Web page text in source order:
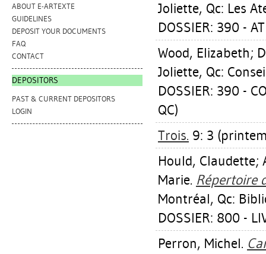
ABOUT E-ARTEXTE
GUIDELINES
DEPOSIT YOUR DOCUMENTS
FAQ
CONTACT
DEPOSITORS
PAST & CURRENT DEPOSITORS
LOGIN
Joliette, Qc: Les
DOSSIER: 390 -
Wood, Elizabeth;
Joliette, Qc:
DOSSIER: 390 -
QC)
Trois. 9: 3
Hould, Claudette;
Marie. Répertoire
Montréal, Qc:
DOSSIER: 800 -
Perron, Michel.